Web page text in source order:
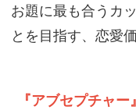
お題に最も合うカ
とを目指す、恋愛
『アブセプチャー』